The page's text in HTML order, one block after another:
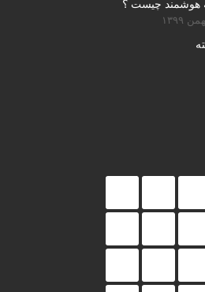
هوشمند چیست ؟